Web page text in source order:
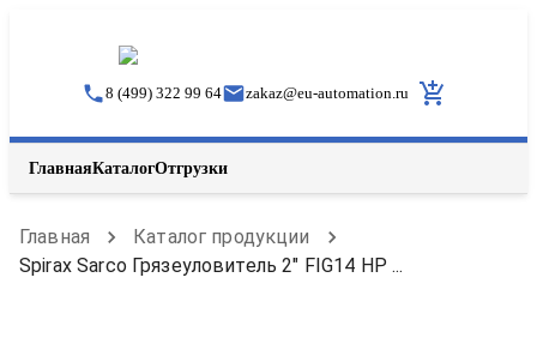
8 (499) 322 99 64 zakaz@eu-automation.ru
ГлавнаяКаталогОтгрузки
Главная
Каталог продукции
Spirax Sarco Грязеуловитель 2" FIG14 HP ...